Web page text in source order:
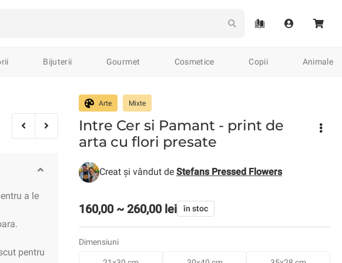
Obiecte de cult Accesorii populare
Plante Arte
Stickere Agende & Jurnale Jocuri de societate Cărți Calendare
Accesorii
Bijuterii Gourmet Cosmetice Copii Animale
a le
pentru
Arte Mixte
Intre Cer si Pamant - print de
arta cu flori presate
Creat și vândut de Stefans Pressed Flowers
160,00 ~ 260,00 lei în stoc
Dimensiuni